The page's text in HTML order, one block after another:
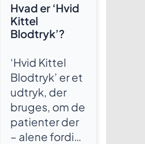
Hvad er ‘Hvid
Kittel
Blodtryk’?
‘Hvid Kittel
Blodtryk’ er et
udtryk, der
bruges, om de
patienter der
– alene fordi…